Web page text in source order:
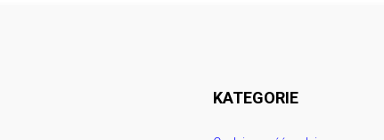
KATEGORIE